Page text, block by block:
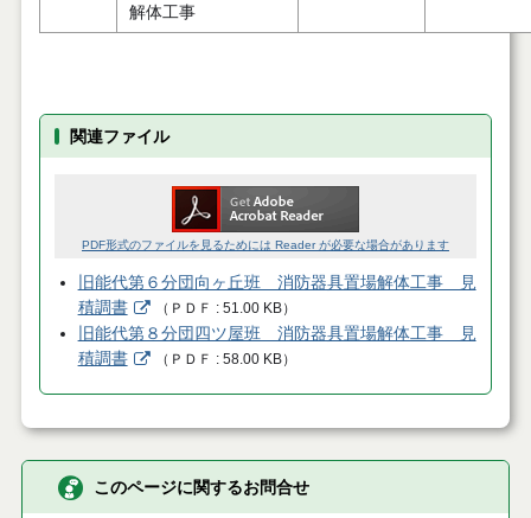
解体工事
関連ファイル
PDF形式のファイルを見るためには Reader が必要な場合があります
旧能代第６分団向ヶ丘班 消防器具置場解体工事 見
積調書
（ ＰＤＦ 51.00 KB）
旧能代第８分団四ツ屋班 消防器具置場解体工事 見
積調書
（ ＰＤＦ 58.00 KB）
このページに関するお問合せ